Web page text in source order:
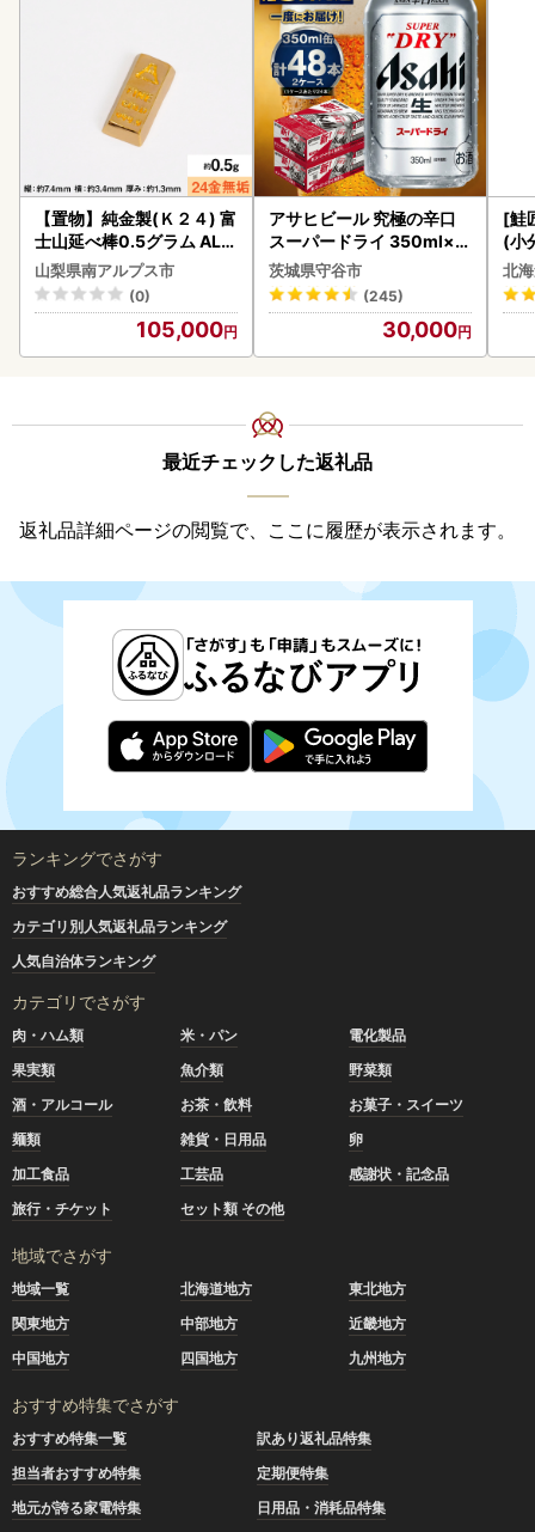
【置物】純金製(Ｋ２４) 富
士山延べ棒0.5グラム ALP
BK181
山梨県南アルプス市
(0)
105,000
アサヒビール 究極の辛口
スーパードライ 350ml×4
8本 ビール
茨城県守谷市
(245)
30,000
[鮭
(小
5
北
最近チェックした返礼品
返礼品詳細ページの閲覧で、ここに履歴が表示されます。
ランキングでさがす
おすすめ総合人気返礼品ランキング
カテゴリ別人気返礼品ランキング
人気自治体ランキング
カテゴリでさがす
肉・ハム類 米・パン
電化製品
果実類
魚介類
野菜類
酒・アルコール
お茶・飲料
お菓子・スイーツ
麺類
雑貨・日用品
卵
加工食品
工芸品
感謝状・記念品
旅行・チケット
セット類 その他
地域でさがす
地域一覧 北海道地方
東北地方
関東地方
中部地方
近畿地方
中国地方
四国地方 九州地方
おすすめ特集でさがす
おすすめ特集一覧
訳あり返礼品特集
担当者おすすめ特集
定期便特集
地元が誇る家電特集
日用品・消耗品特集